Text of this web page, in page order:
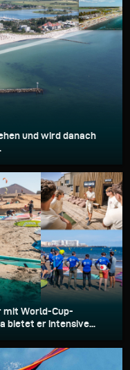
und wird danach
mit World-Cup-
bietet er intensive...